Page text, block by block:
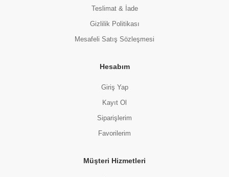
Teslimat & İade
Gizlilik Politikası
Mesafeli Satış Sözleşmesi
Hesabım
Giriş Yap
Kayıt Ol
Siparişlerim
Favorilerim
Müşteri Hizmetleri